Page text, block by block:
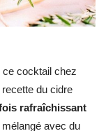
ce cocktail chez
du cidre
rafraîchissant
avec du